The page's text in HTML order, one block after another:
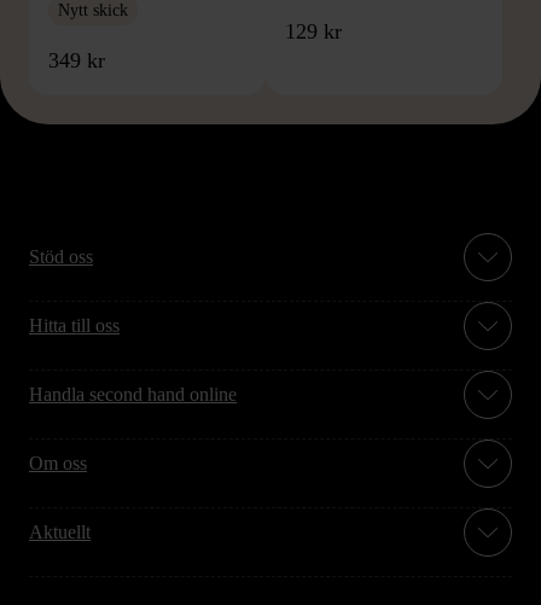
Nytt skick
349 kr
129 kr
Stöd oss
Hitta till oss
Handla second hand online
Om oss
Aktuellt